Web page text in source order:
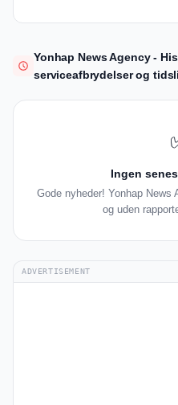
Yonhap News Agency -
serviceafbrydelser og
Ingen
Gode nyheder! Yonhap News
og uden
ADVERTISEMENT